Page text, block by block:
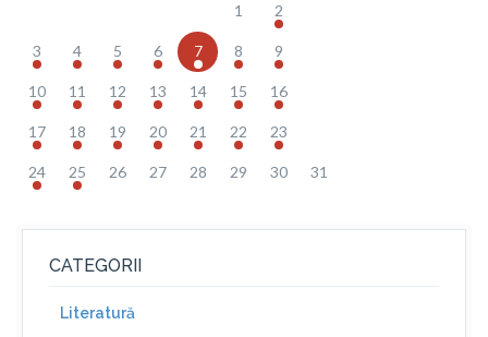
1 2
3 4 5 6 7 8 9
10 11 12 13 14 15 16
17 18 19 20 21 22 23
24 25 26 27 28 29 30 31
CATEGORII
Literatură